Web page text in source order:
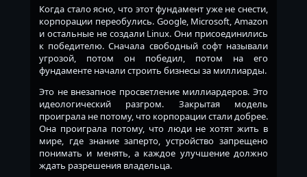
Когда стало ясно, что этот фундамент уже не снести,
корпорации переобулись. Google, Microsoft, Amazon
и остальные не создали Linux. Они присоединились
к победителю. Сначала свободный софт называли
угрозой, потом он победил, потом на его
фундаменте начали строить бизнесы за миллиарды.
Это не внезапное просветление миллиардеров. Это
идеологический разгром. Закрытая модель
проиграла не потому, что корпорации стали добрее.
Она проиграла потому, что люди не хотят жить в
мире, где знание заперто, устройство запрещено
понимать и менять, а каждое улучшение должно
ждать разрешения владельца.